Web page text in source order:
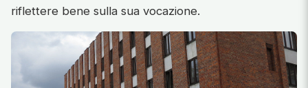
riflettere bene sulla sua vocazione.